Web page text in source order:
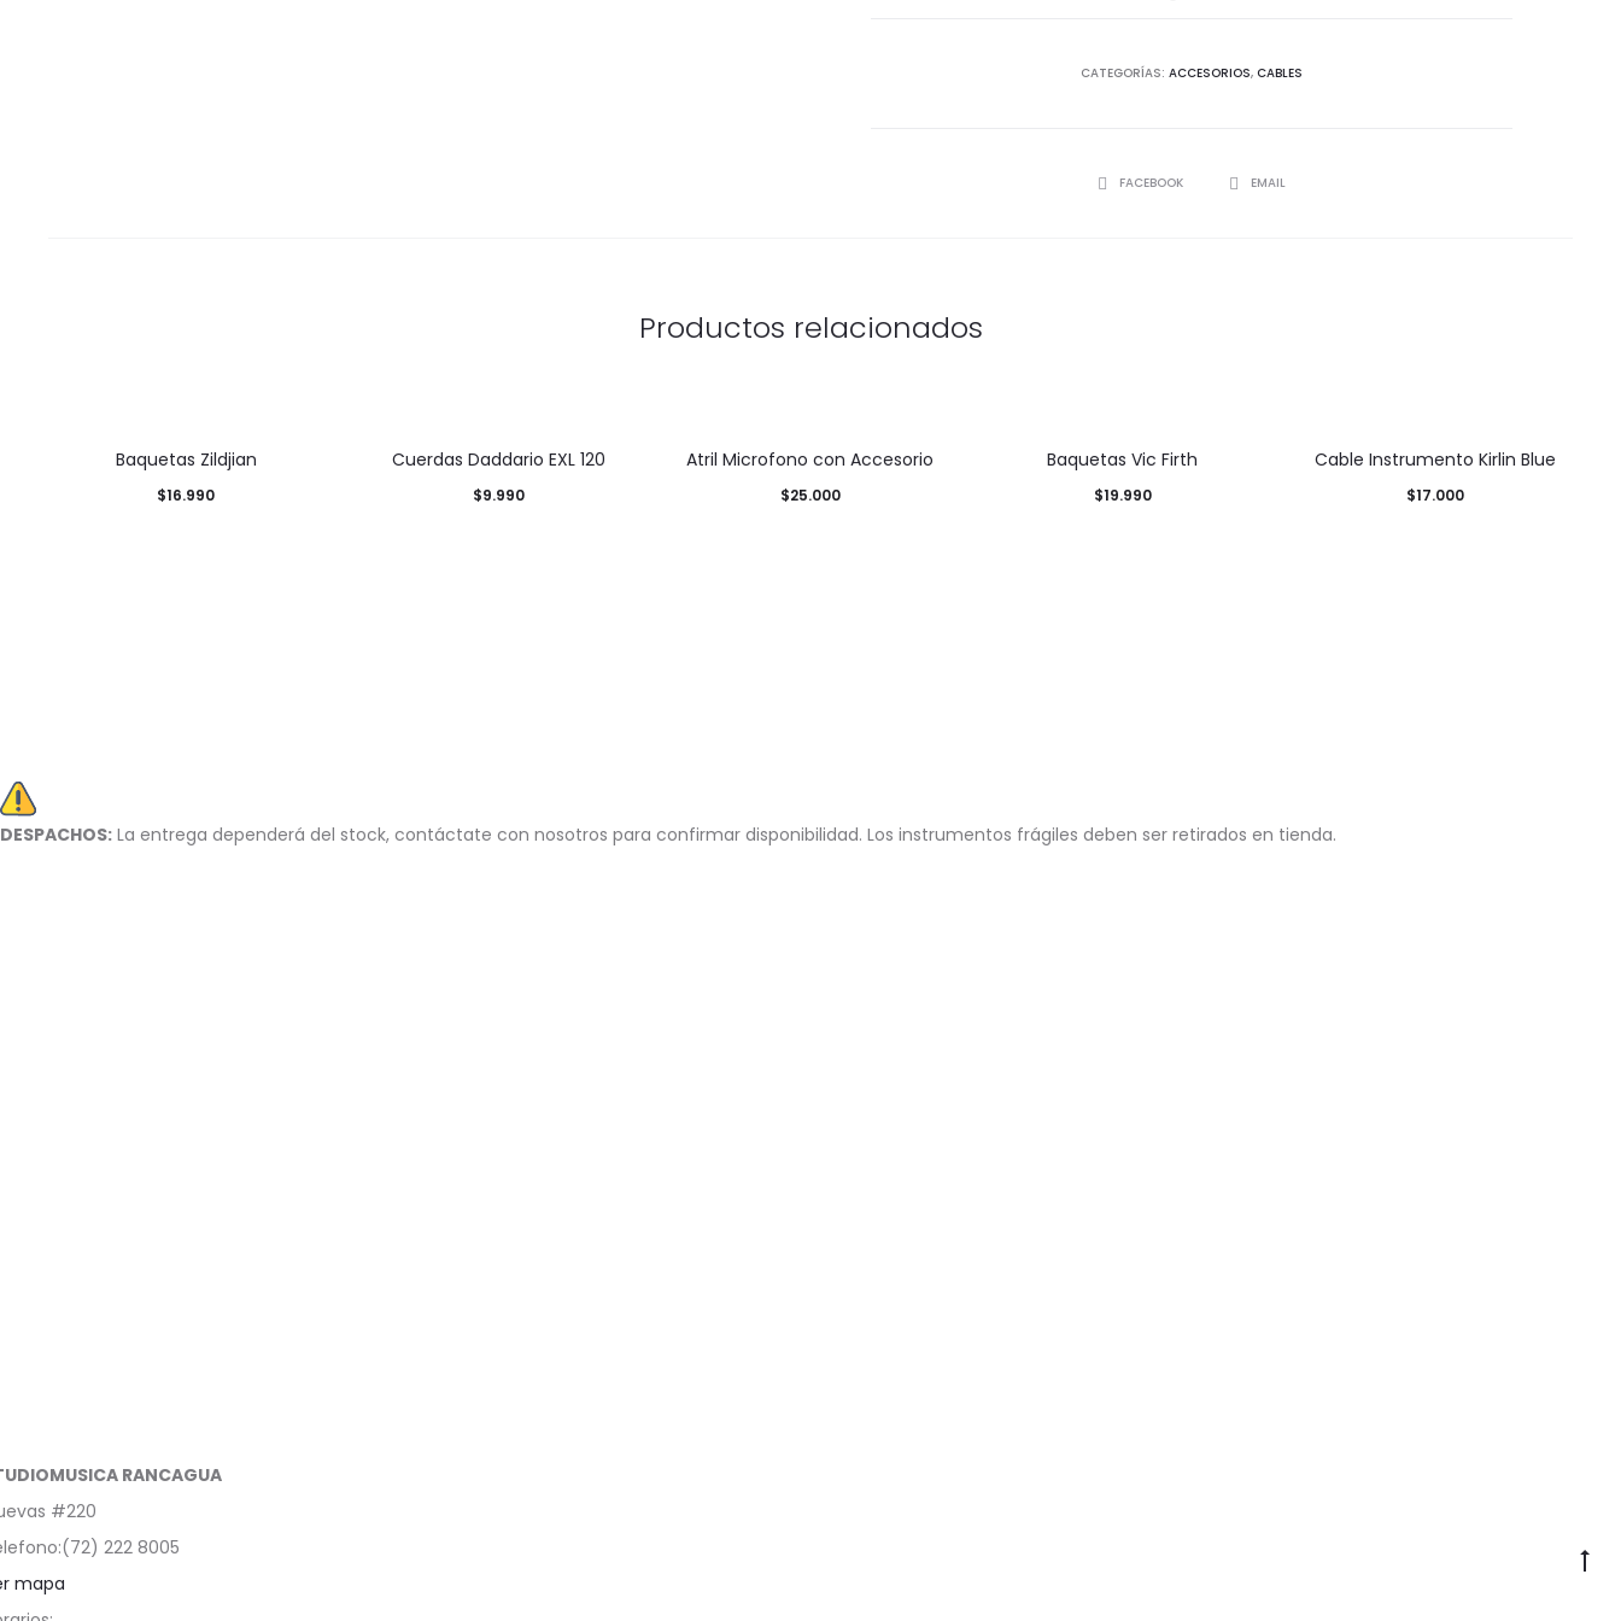
CATEGORÍAS: ACCESORIOS, CABLES
SHAREFACEBOOK EMAIL
Productos relacionados
Baquetas Zildjian
$16.990
Cuerdas Daddario EXL 120
$9.990
Atril Microfono con Accesorio
$25.000
Baquetas Vic Firth
$19.990
Cable Instrumento Kirlin Blue
$17.000
DESPACHOS: La entrega dependerá del stock, contáctate con nosotros para confirmar disponibilidad. Los instrumentos frágiles deben ser retirados en tienda.
RANCAGUA
#220
222 8005
mapa